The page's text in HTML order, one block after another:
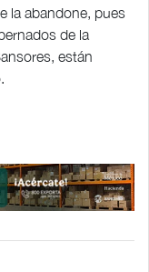
la abandone, pues
de la
están